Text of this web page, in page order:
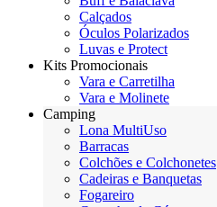
Calçados
Óculos Polarizados
Luvas e Protect
Kits Promocionais
Vara e Carretilha
Vara e Molinete
Camping
Lona MultiUso
Barracas
Colchões e Colchonetes
Cadeiras e Banquetas
Fogareiro